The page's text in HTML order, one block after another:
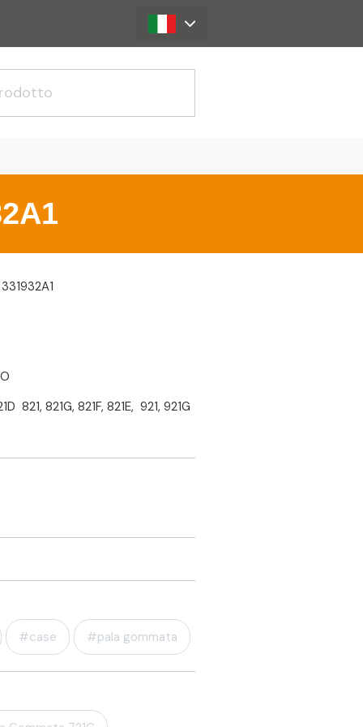
821, 821G, 821F, 821E, 921, 921G
#case #pala gommata